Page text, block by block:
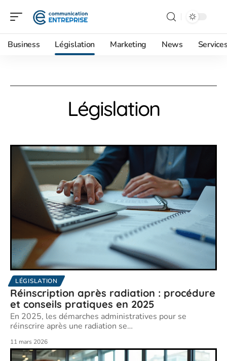
Business Législation Marketing News
Législation
LÉGISLATION
Réinscription après radiation : procédure
et conseils pratiques en 2025
En 2025, les démarches administratives pour se
réinscrire après une radiation se…
11 mars 2026